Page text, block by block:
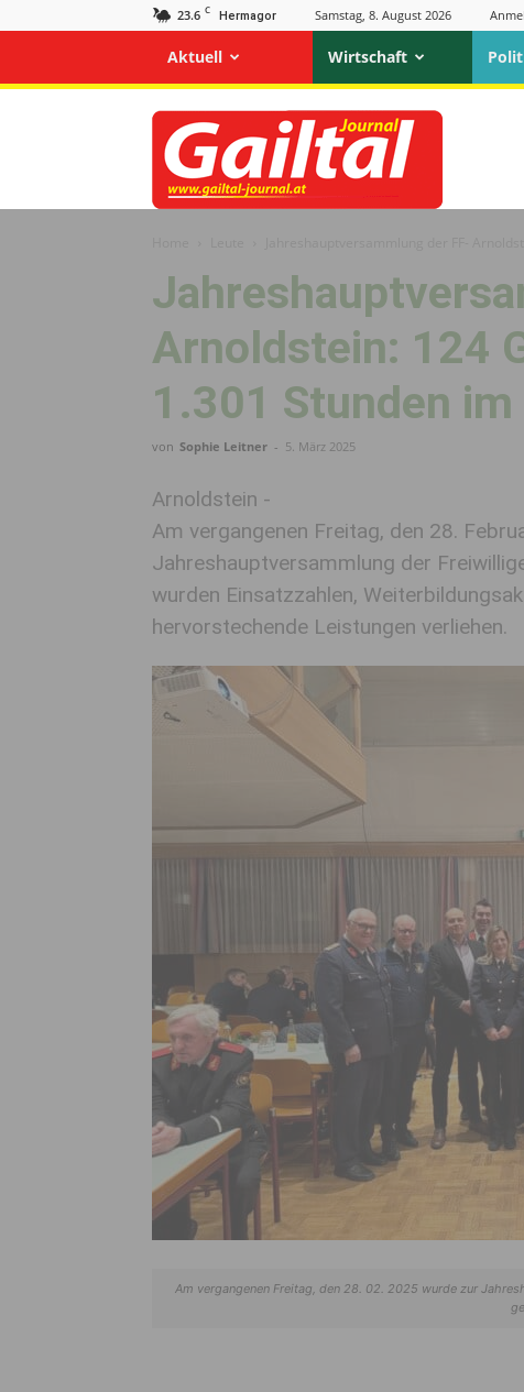
23.6 C Hermagor Samstag, 8. August 2026
Aktuell Wirtschaft
Gailtal
Journal
Arnoldstein: 124
1.301 Stunden im
von Sophie Leitner - 5. März 2025
Arnoldstein -
Am vergangenen Freitag, den 28.
Jahreshauptversammlung der
wurden Einsatzzahlen,
hervorstechende Leistungen verliehen.
Am vergangenen Freitag, den 28. 02. 2025 wurde zur